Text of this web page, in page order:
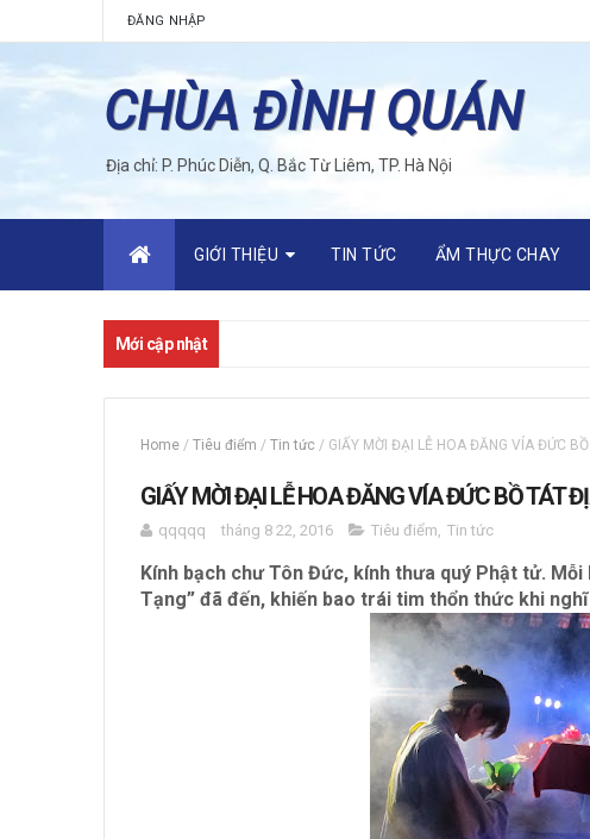
ĐĂNG NHẬP
CHÙA ĐÌNH QUÁN
Địa chỉ: P. Phúc Diễn, Q. Bắc Từ Liêm, TP. Hà Nội
GIỚI THIỆU TIN TỨC ẨM THỰC CHAY
Mới cập nhật
Home / Tiêu điểm / Tin tức / GIẤY MỜI ĐẠI LỄ HOA ĐĂNG VÍA ĐỨC
GIẤY MỜI ĐẠI LỄ HOA ĐĂNG VÍA ĐỨC BỒ TÁT
qqqqq tháng 8 22, 2016 Tiêu điểm, Tin tức
Kính bạch chư Tôn Đức, kính thưa quý Phật tử.
Tạng” đã đến, khiến bao trái tim thổn thức khi